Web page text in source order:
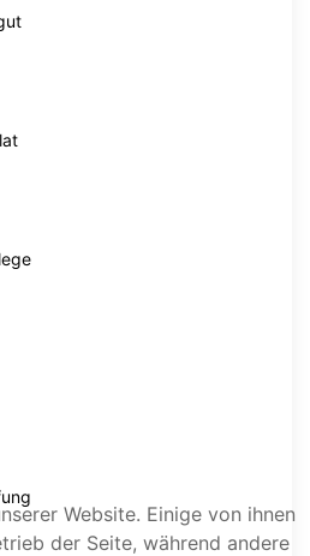
Website. Einige von ihnen
der Seite, während andere